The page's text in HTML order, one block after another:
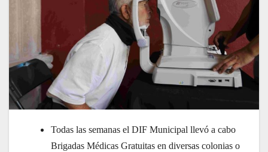
Todas las semanas el DIF Municipal llevó a cabo
Brigadas Médicas Gratuitas en diversas colonias o